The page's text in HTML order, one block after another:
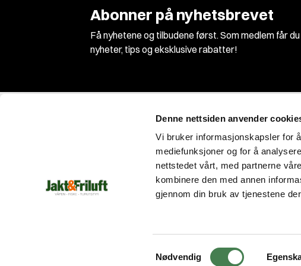
Denne nettsiden anvender
Vi bruker informasjonskapsler for
mediefunksjoner og for å
nettstedet vårt, med partnerne
kombinere den med annen
gjennom din bruk av tjenestene
Nødvendig
Abonner på nyhetsbrevet
Få nyhetene og tilbudene først. Som medlem får du
nyheter, tips og eksklusive rabatter!
Vi er Norges største jakt og våpenbutikk med
et enormt utvalg innen jakt, fiske og
friluftsutstyr!